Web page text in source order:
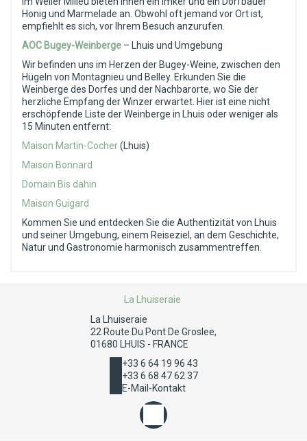
Honig und Marmelade an. Obwohl oft jemand vor Ort ist,
empfiehlt es sich, vor Ihrem Besuch anzurufen.
AOC Bugey-Weinberge – Lhuis und Umgebung
Wir befinden uns im Herzen der Bugey-Weine, zwischen den
Hügeln von Montagnieu und Belley. Erkunden Sie die
Weinberge des Dorfes und der Nachbarorte, wo Sie der
herzliche Empfang der Winzer erwartet. Hier ist eine nicht
erschöpfende Liste der Weinberge in Lhuis oder weniger als
15 Minuten entfernt:
Maison Martin-Cocher(Lhuis)
Maison Bonnard
Domain Bis dahin
Maison Guigard
Kommen Sie und entdecken Sie die Authentizität von Lhuis
und seiner Umgebung, einem Reiseziel, an dem Geschichte,
Natur und Gastronomie harmonisch zusammentreffen.
La Lhuiseraie
La Lhuiseraie
22 Route Du Pont De Groslee,
01680 LHUIS - FRANCE
+33 6 64 19 96 43
+33 6 68 47 62 37
E-Mail-Kontakt